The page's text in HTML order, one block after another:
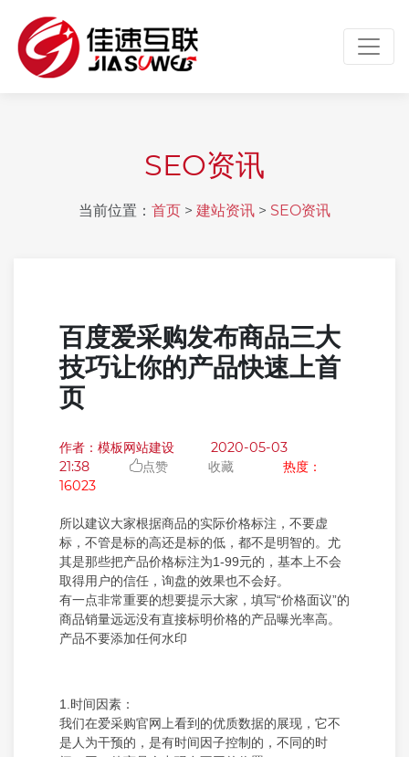
SEO资讯
当前位置： 首页 > 建站资讯 > SEO资讯
百度爱采购发布商品三大
技巧让你的产品快速上首
页
作者：模板网站建设
2020-05-03
21:38
点赞 收藏
热度：
16023
所以建议大家根据商品的实际价格标注，不要虚
标，不管是标的高还是标的低，都不是明智的。尤
其是那些把产品价格标注为1-99元的，基本上不会
取得用户的信任，询盘的效果也不会好。
有一点非常重要的想要提示大家，填写“价格面议”的
商品销量远远没有直接标明价格的产品曝光率高。
产品不要添加任何水印
1.时间因素：
我们在爱采购官网上看到的优质数据的展现，它不
是人为干预的，是有时间因子控制的，不同的时